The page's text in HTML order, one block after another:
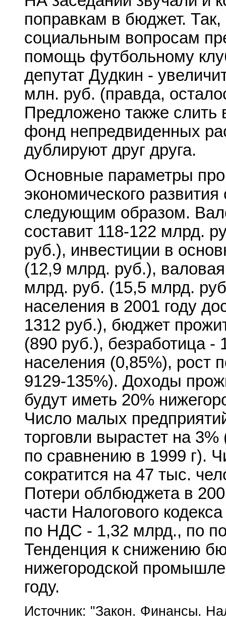
поправкам в бюджет.
социальным вопросам
помощь футбольному
депутат Дудкин -
млн. руб. (правда,
Предложено также
фонд непредвиденных
дублируют друг друга.
Основные параметры
экономического
следующим образом.
составит 118-122 млрд.
руб.), инвестиции в
(12,9 млрд. руб.),
млрд. руб. (15,5 млрд.
населения в 2001 году
1312 руб.), бюджет
(890 руб.), безработица -
населения (0,85%), рост
9129-135%). Доходы
будут иметь 20%
Число малых
торговли вырастет на
по сравнению в 1999 г).
сократится на 47 тыс.
Потери облбюджета в
части Налогового
по НДС - 1,32 млрд., по
Тенденция к снижению
нижегородской
году.
Источник: "Закон. Финансы.